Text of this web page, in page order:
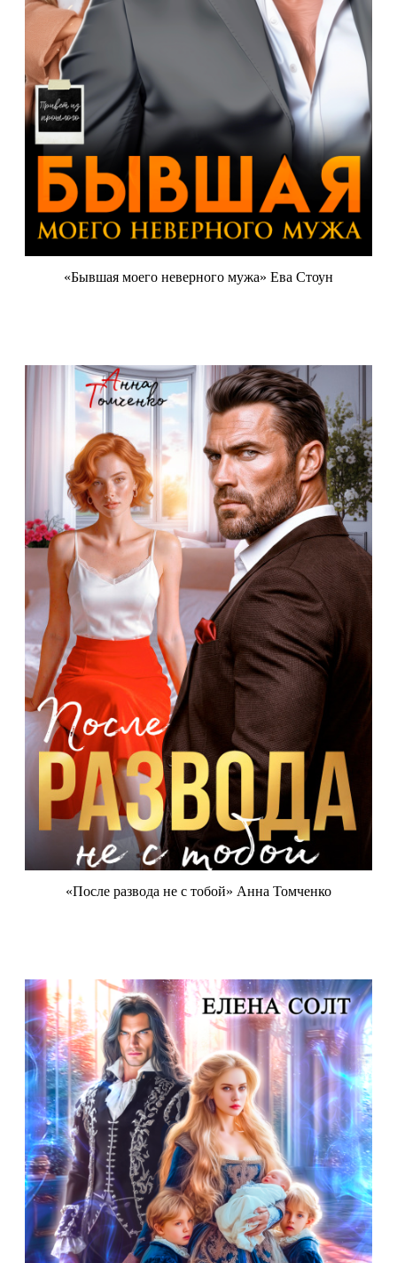
«Бывшая моего неверного мужа» Ева Стоун
«После развода не с тобой» Анна Томченко